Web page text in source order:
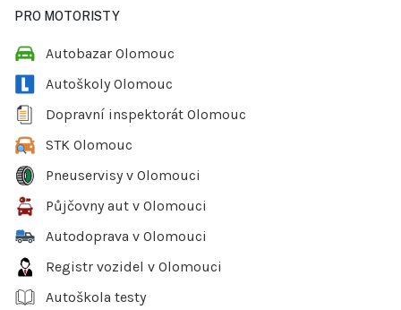
PRO MOTORISTY
Autobazar Olomouc
Autoškoly Olomouc
Dopravní inspektorát Olomouc
STK Olomouc
Pneuservisy v Olomouci
Půjčovny aut v Olomouci
Autodoprava v Olomouci
Registr vozidel v Olomouci
Autoškola testy